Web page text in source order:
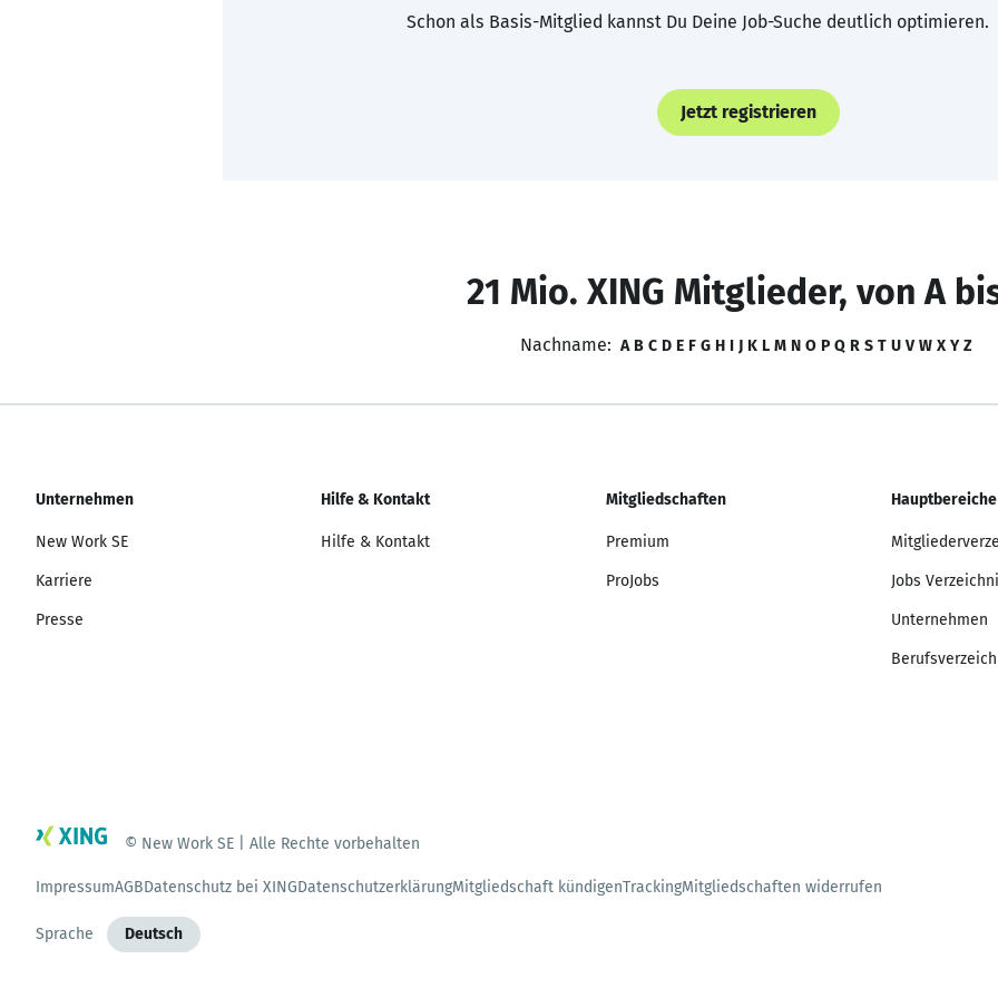
Schon als Basis-Mitglied kannst Du Deine Job-Suche deutlich optimieren.
Jetzt registrieren
21 Mio. XING Mitglieder, von A
Nachname: A B C D E F G H I J K L M N O P Q R S T U V W X Y Z
Unternehmen
New Work SE
Karriere
Presse
Hilfe & Kontakt
Hilfe & Kontakt
Mitgliedschaften
Premium
ProJobs
Hauptbereiche
Jobs
Unternehmen
© New Work SE | Alle Rechte vorbehalten
ImpressumAGBDatenschutz bei XINGDatenschutzerklärungMitgliedschaft kündigenTrackingMitgliedschaften widerrufen
Sprache Deutsch